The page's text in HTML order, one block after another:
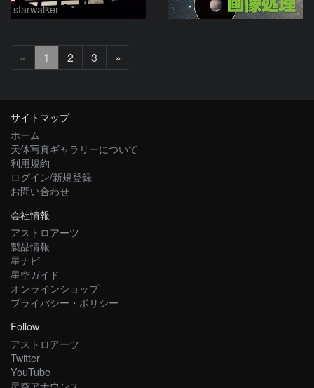
starwalker
« 1 2 3 »
へ
サイトマップ
ホーム
天体写真ギャラリーについて
利用規約
ログイン/新規登録
お問い合わせ
会社情報
アストロアーツ
製品情報
星ナビ
星空ガイド
オンラインショップ
プライバシー・ポリシー
Follow
アストロアーツ
Twitter
YouTube